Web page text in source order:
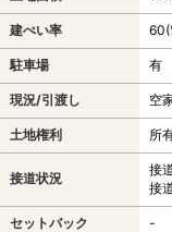
建ぺい率
駐車場 有
現況/引渡し 空
土地権利 所
接道状況
接
接
セットバック -